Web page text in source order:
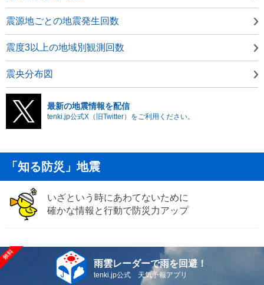
震源地ごとの地震発生回数
震度3以上の地域別観測回数
震央分布図
最新の地震情報を配信
tenki.jp公式X（旧Twitter）をご利用ください。
「知る防災」地震
いざという時にあわてないために
確かな情報と行動で防災力アップ
雨雲レーダーで雨を回避！
tenki.jp公式 天気予報アプリ